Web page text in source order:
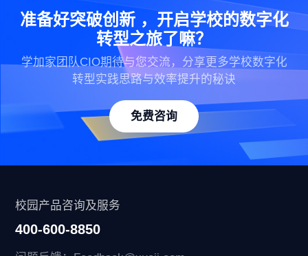
准备好突破创新 ，开启学校的数字化
转型之旅了嘛？
学加家团队CIO期待与您交流，分享更多学校数字化
转型实践思路与效率提升的秘诀
免费咨询
校园产品咨询及服务
400-600-8850